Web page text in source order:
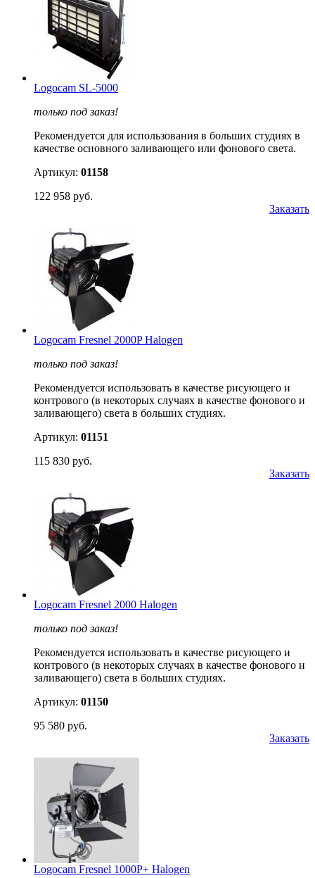
Logocam SL-5000
только под заказ!
Рекомендуется для использования в больших студиях в
качестве основного заливающего или фонового света.
Артикул: 01158
122 958 руб.
Заказать
Logocam Fresnel 2000P Halogen
только под заказ!
Рекомендуется использовать в качестве рисующего и
контрового (в некоторых случаях в качестве фонового и
заливающего) света в больших студиях.
Артикул: 01151
115 830 руб.
Заказать
Logocam Fresnel 2000 Halogen
только под заказ!
Рекомендуется использовать в качестве рисующего и
контрового (в некоторых случаях в качестве фонового и
заливающего) света в больших студиях.
Артикул: 01150
95 580 руб.
Заказать
Logocam Fresnel 1000P+ Halogen